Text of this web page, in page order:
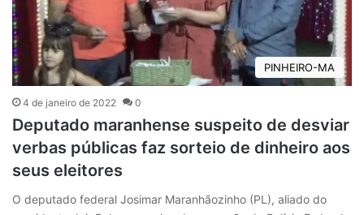
PINHEIRO-MA
4 de janeiro de 2022 0
Deputado maranhense suspeito de desviar
verbas públicas faz sorteio de dinheiro aos
seus eleitores
O deputado federal Josimar Maranhãozinho (PL), aliado do